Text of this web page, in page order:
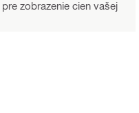
pre zobrazenie cien vašej